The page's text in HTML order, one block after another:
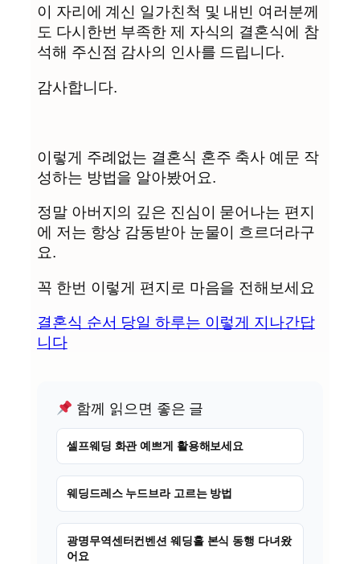
이 자리에 계신 일가친척 및 내빈 여러분께
도 다시한번 부족한 제 자식의 결혼식에 참
석해 주신점 감사의 인사를 드립니다.
감사합니다.
이렇게 주례없는 결혼식 혼주 축사 예문 작
성하는 방법을 알아봤어요.
정말 아버지의 깊은 진심이 묻어나는 편지
에 저는 항상 감동받아 눈물이 흐르더라구
요.
꼭 한번 이렇게 편지로 마음을 전해보세요
결혼식 순서 당일 하루는 이렇게 지나간답
니다
함께 읽으면 좋은 글
셀프웨딩 화관 예쁘게 활용해보세요
웨딩드레스 누드브라 고르는 방법
광명무역센터컨벤션 웨딩홀 본식 동행 다녀왔
어요